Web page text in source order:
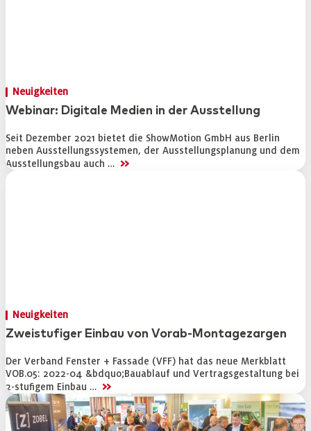
Neuigkeiten
Webinar: Digitale Medien in der Ausstellung
Seit Dezember 2021 bietet die ShowMotion GmbH aus Berlin
neben Ausstellungssystemen, der Ausstellungsplanung und dem
Ausstellungsbau auch … >>
Neuigkeiten
Zweistufiger Einbau von Vorab-Montagezargen
Der Verband Fenster + Fassade (VFF) hat das neue Merkblatt
VOB.05: 2022-04 &bdquo;Bauablauf und Vertragsgestaltung bei
2-stufigem Einbau … >>